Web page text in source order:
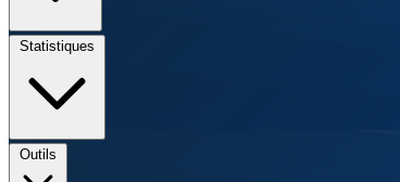
Statistiques
Outils